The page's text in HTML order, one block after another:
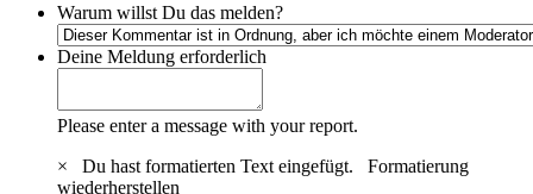
Warum willst Du das melden?
Deine Meldung erforderlich
Please enter a message with your report.
×
Du hast formatierten Text eingefügt. Formatierung
wiederherstellen